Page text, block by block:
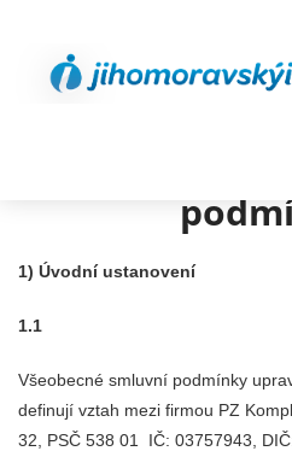
1) Úvodní ustanovení
1.1
Všeobecné smluvní podmínky
definují vztah mezi firmou PZ
32, PSČ 538 01
IČ: 03757943,